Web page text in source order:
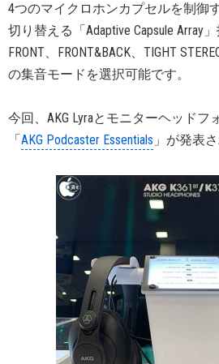
4つのマイクロホンカプセルを制御
切り替える「Adaptive Capsule Array
FRONT、FRONT&BACK、TIGHT
の集音モードを選択可能です。
今回、AKG Lyraとモニターヘッドフ
「AKG Podcaster Essentials 」が発表